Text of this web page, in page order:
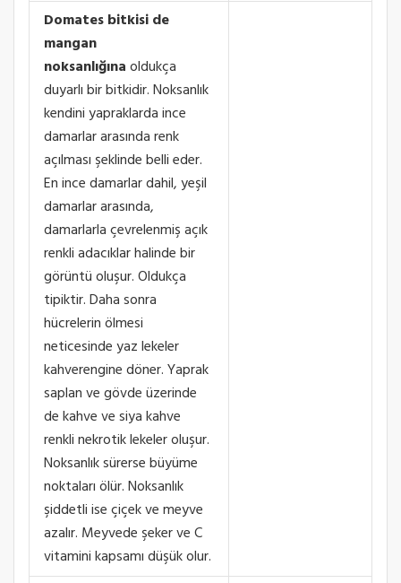
Domates bitkisi de
mangan
noksanlığınaoldukça
duyarlı bir bitkidir. Noksanlık
kendini yapraklarda ince
damarlar arasında renk
açılması şeklinde belli eder.
En ince damarlar dahil, yeşil
damarlar arasında,
damarlarla çevrelenmiş açık
renkli adacıklar halinde bir
görüntü oluşur. Oldukça
tipiktir. Daha sonra
hücrelerin ölmesi
neticesinde yaz lekeler
kahverengine döner. Yaprak
saplan ve gövde üzerinde
de kahve ve siya kahve
renkli nekrotik lekeler oluşur.
Noksanlık sürerse büyüme
noktaları ölür. Noksanlık
şiddetli ise çiçek ve meyve
azalır. Meyvede şeker ve C
vitamini kapsamı düşük olur.